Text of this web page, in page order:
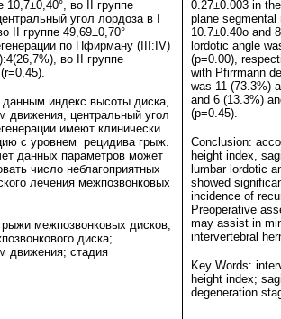
10,7±0,40°, во II группе
угол лордоза в I
II группе 49,69±0,70°
по Пфирману (III:IV)
во II группе
индекс высоты диска,
движения, центральный угол
имеют клинически
с уровнем рецидива грыж.
данных параметров может
число неблагоприятных
лечения межпозвонковых
межпозвонковых дисков;
диска;
движения; стадия
0.27±0.003 in
plane
10.7±0.40o and
lordotic angle
(p=0.00),
with Pfirrmann
was 11 (73.3%)
and 6 (13.3%)
(p=0.45).
Conclusion:
height index,
lumbar lordotic
showed
incidence of
Preoperative
may assist in
intervertebral
Key Words:
height index;
degeneration